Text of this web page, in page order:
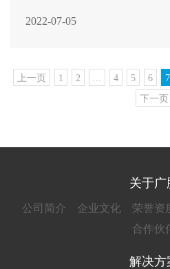
2022-07-05
上一页 1 2 4 5 6 7
下一页
关于广
公司简介 企业文化 荣誉资
合作伙
解决方